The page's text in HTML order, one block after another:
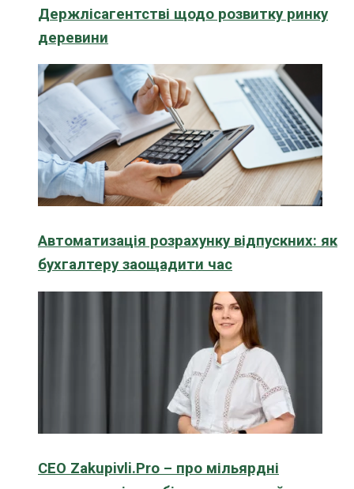
Держлісагентстві щодо розвитку ринку
деревини
Автоматизація розрахунку відпускних: як
бухгалтеру заощадити час
CEO Zakupivli.Pro – про мільярдні